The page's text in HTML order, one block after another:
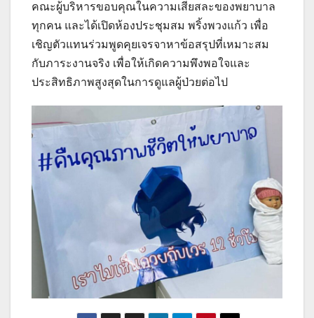
คณะผู้บริหารขอบคุณในความเสียสละของพยาบาล
ทุกคน และได้เปิดห้องประชุมสม พริ้งพวงแก้ว เพื่อ
เชิญตัวแทนร่วมพูดคุยเจรจาหาข้อสรุปที่เหมาะสม
กับภาระงานจริง เพื่อให้เกิดความพึงพอใจและ
ประสิทธิภาพสูงสุดในการดูแลผู้ป่วยต่อไป